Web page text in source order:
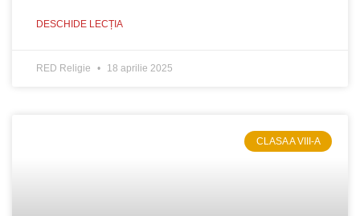
DESCHIDE LECȚIA
RED Religie 18 aprilie 2025
CLASA A VIII-A